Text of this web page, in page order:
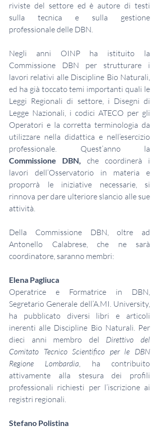
riviste del settore ed è autore di testi
sulla tecnica e sulla gestione
professionale delle DBN.
Negli anni OINP ha istituito la
Commissione DBN per strutturare i
lavori relativi alle Discipline Bio Naturali,
ed ha già toccato temi importanti quali le
Leggi Regionali di settore, i Disegni di
Legge Nazionali, i codici ATECO per gli
Operatori e la corretta terminologia da
utilizzare nella didattica e nell’esercizio
Commissione DBN, che coordinerà i
lavori dell’Osservatorio in materia e
proporrà le iniziative necessarie, si
rinnova per dare ulteriore slancio alle sue
attività.
Della Commissione DBN, oltre ad
Antonello Calabrese, che ne sarà
coordinatore, saranno membri:
Elena Pagliuca
Operatrice e Formatrice in DBN,
Segretario Generale dell’A.MI. University,
ha pubblicato diversi libri e articoli
inerenti alle Discipline Bio Naturali. Per
dieci anni membro del Direttivo del
Comitato Tecnico Scientifico per le DBN
Regione Lombardia, ha contribuito
attivamente alla stesura dei profili
professionali richiesti per l’iscrizione ai
registri regionali.
Stefano Polistina